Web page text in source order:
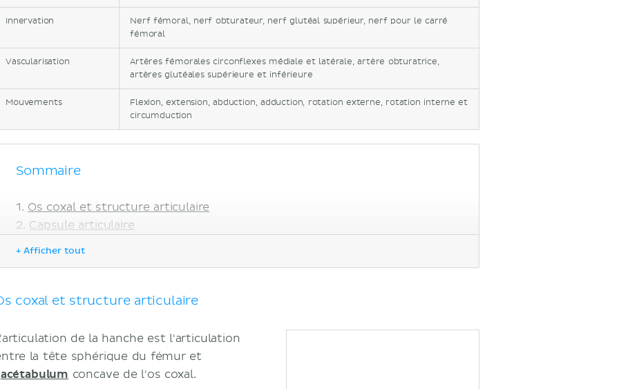
Innervation
Nerf fémoral, nerf obturateur, nerf glutéal supérieur, nerf pour le carré
fémoral
Vascularisation
Artères fémorales circonflexes médiale et latérale, artère obturatrice,
artères glutéales supérieure et inférieure
Mouvements
Flexion, extension, abduction, adduction, rotation externe, rotation interne et
circumduction
Sommaire
Os coxal et structure articulaire
Capsule articulaire
Ligament ischiofémoral
Ligament de la tête du fémur
Innervation et vascularisation
Innervation
+ Afficher tout
coxal et structure articulaire
de la hanche est l'articulation
la tête sphérique du fémur et
acétabulum concave de l'os coxal.